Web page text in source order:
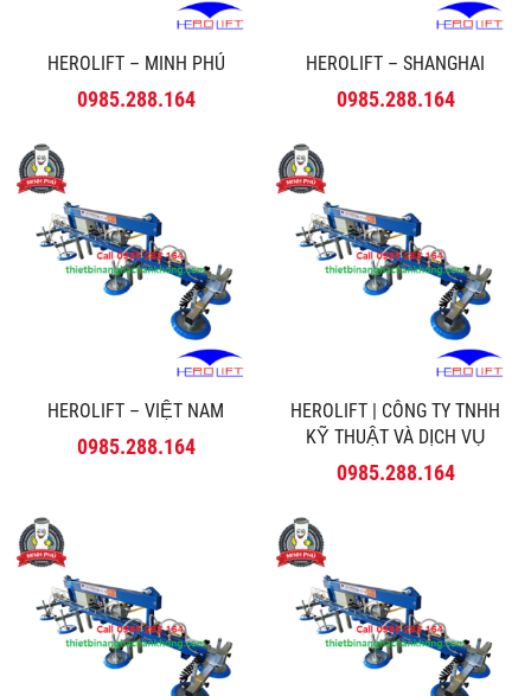
HEROLIFT – MINH PHÚ
0985.288.164
HEROLIFT – SHANGHAI
0985.288.164
HEROLIFT – VIỆT NAM
0985.288.164
HEROLIFT | CÔNG TY TNHH
KỸ THUẬT VÀ DỊCH VỤ
MINH PHÚ
0985.288.164